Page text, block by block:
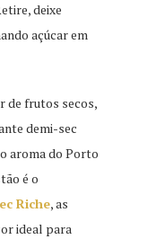
deixe
açúcar em
de frutos secos,
demi-sec
aroma do Porto
é o
Riche, as
ideal para